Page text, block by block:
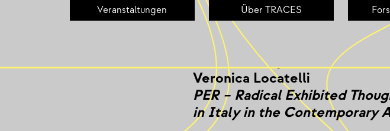
Veranstaltungen Über TRACES
28.10.25, 18:00 Uhr –
Lutherplatz
Anthea Caddy
Veronica Locatelli
PER – Radical Exhibited
in Italy in the Contemporary